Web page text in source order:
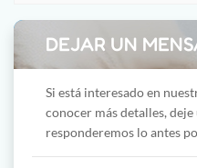
DEJAR UN
Si está interesado en
conocer más detalles,
responderemos lo antes